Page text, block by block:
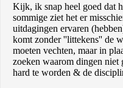
Kijk, ik snap heel goed dat
sommige ziet het er
uitdagingen ervaren
komt zonder ''littekens'' de
moeten vechten, maar in
zoeken waarom dingen niet
hard te worden & de